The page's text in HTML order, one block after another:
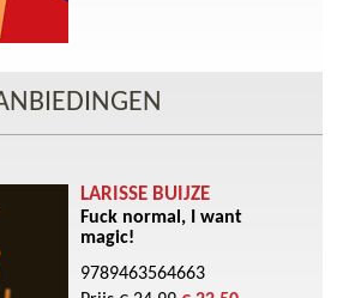
LARISSE BUIJZE
Fuck normal, I want
magic!
9789463564663